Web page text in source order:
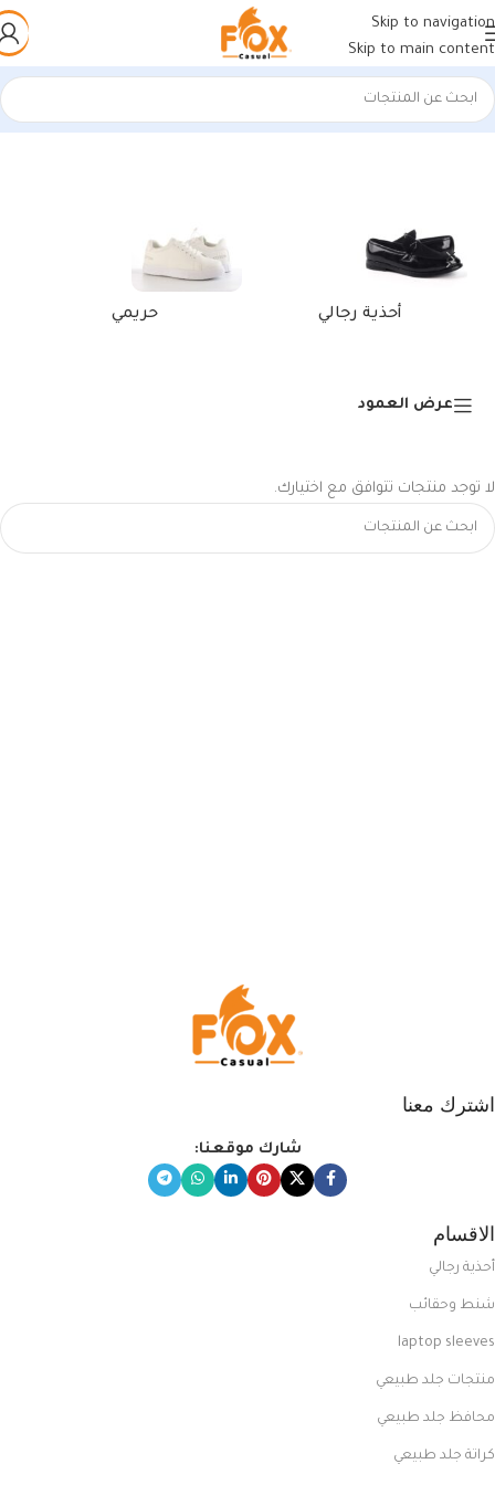
Skip to navigation
Skip to main content
الرئيسية/منتجات تحت الوسم “محفظة كروت فيزا”
أحذية رجالي حريمي
عرض العمود
لا توجد منتجات تتوافق مع اختيارك.
اشترك معنا
شارك موقعنا:
الاقسام
أحذية رجالي
شنط وحقائب
laptop sleeves
منتجات جلد طبيعي
محافظ جلد طبيعي
كراتة جلد طبيعي